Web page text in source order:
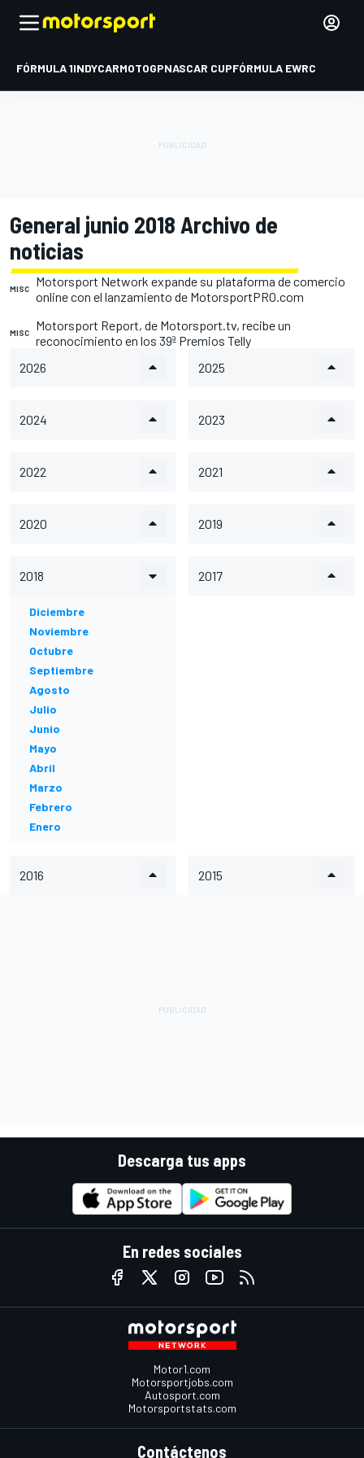
FÓRMULA 1INDYCARMOTOGPNASCAR CUPFÓRMULA EWRC
General junio 2018 Archivo de
noticias
MISC
Motorsport Network expande su plataforma de comercio
online con el lanzamiento de MotorsportPRO.com
MISC
Motorsport Report, de Motorsport.tv, recibe un
reconocimiento en los 39ª Premios Telly
2026
2025
2024 2023
2022 2021
2020 2019
2018
Diciembre
Noviembre
Octubre
Septiembre
Agosto
Julio
Junio
Mayo
Abril
Marzo
Febrero
Enero
2017
2016 2015
Descarga tus apps
En redes sociales
Motor1.com
Motorsportjobs.com
Autosport.com
Motorsportstats.com
Contáctenos